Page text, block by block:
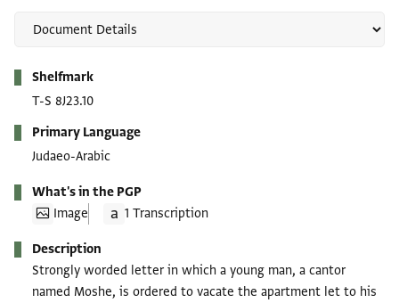
Shelfmark
T-S 8J23.10
Primary Language
Judaeo-Arabic
What's in the PGP
Image
1 Transcription
Description
Strongly worded letter in which a young man, a cantor
named Moshe, is ordered to vacate the apartment let to his